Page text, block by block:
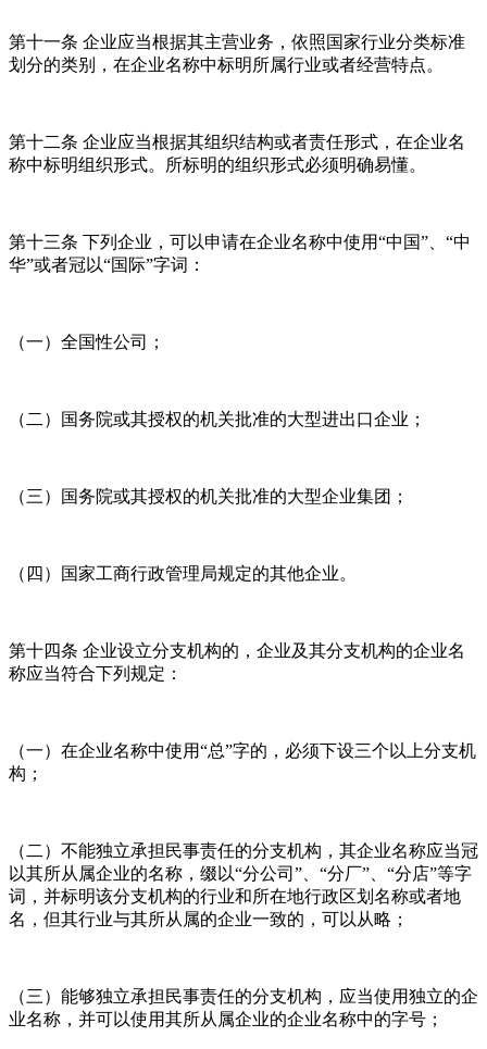
第十一条 企业应当根据其主营业务，依照国家行业分类标准
划分的类别，在企业名称中标明所属行业或者经营特点。
第十二条 企业应当根据其组织结构或者责任形式，在企业名
称中标明组织形式。所标明的组织形式必须明确易懂。
第十三条 下列企业，可以申请在企业名称中使用“中国”、“中
华”或者冠以“国际”字词：
（一）全国性公司；
（二）国务院或其授权的机关批准的大型进出口企业；
（三）国务院或其授权的机关批准的大型企业集团；
（四）国家工商行政管理局规定的其他企业。
第十四条 企业设立分支机构的，企业及其分支机构的企业名
称应当符合下列规定：
（一）在企业名称中使用“总”字的，必须下设三个以上分支机
构；
（二）不能独立承担民事责任的分支机构，其企业名称应当冠
以其所从属企业的名称，缀以“分公司”、“分厂”、“分店”等字
词，并标明该分支机构的行业和所在地行政区划名称或者地
名，但其行业与其所从属的企业一致的，可以从略；
（三）能够独立承担民事责任的分支机构，应当使用独立的企
业名称，并可以使用其所从属企业的企业名称中的字号；